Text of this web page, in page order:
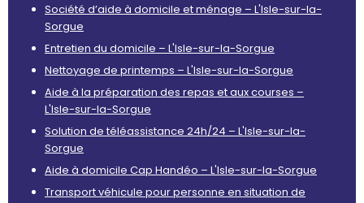
Société d’aide à domicile et ménage – L'Isle-sur-la-
Sorgue
Entretien du domicile – L'Isle-sur-la-Sorgue
Nettoyage de printemps – L'Isle-sur-la-Sorgue
Aide à la préparation des repas et aux courses –
L'Isle-sur-la-Sorgue
Solution de téléassistance 24h/24 – L'Isle-sur-la-
Sorgue
Aide à domicile Cap Handéo – L'Isle-sur-la-Sorgue
Transport véhicule pour personne en situation de